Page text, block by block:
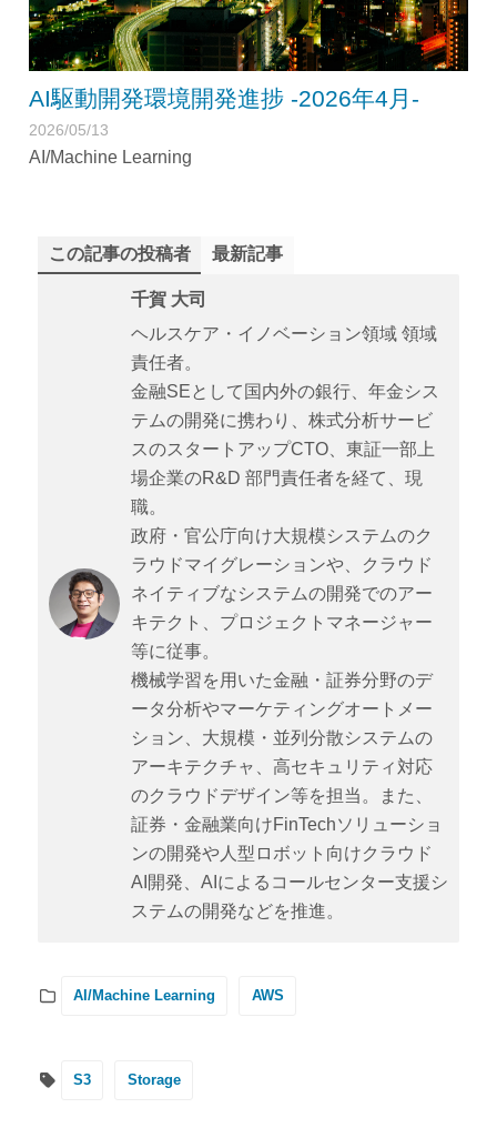
AI駆動開発環境開発進捗 -2026年4月-
2026/05/13
AI/Machine Learning
この記事の投稿者 最新記事
千賀 大司
ヘルスケア・イノベーション領域 領域
責任者。
金融SEとして国内外の銀行、年金シス
テムの開発に携わり、株式分析サービ
スのスタートアップCTO、東証一部上
場企業のR&D 部門責任者を経て、現
職。
政府・官公庁向け大規模システムのク
ラウドマイグレーションや、クラウド
ネイティブなシステムの開発でのアー
キテクト、プロジェクトマネージャー
等に従事。
機械学習を用いた金融・証券分野のデ
ータ分析やマーケティングオートメー
ション、大規模・並列分散システムの
アーキテクチャ、高セキュリティ対応
のクラウドデザイン等を担当。また、
証券・金融業向けFinTechソリューショ
ンの開発や人型ロボット向けクラウド
AI開発、AIによるコールセンター支援シ
ステムの開発などを推進。
AI/Machine Learning AWS
S3 Storage